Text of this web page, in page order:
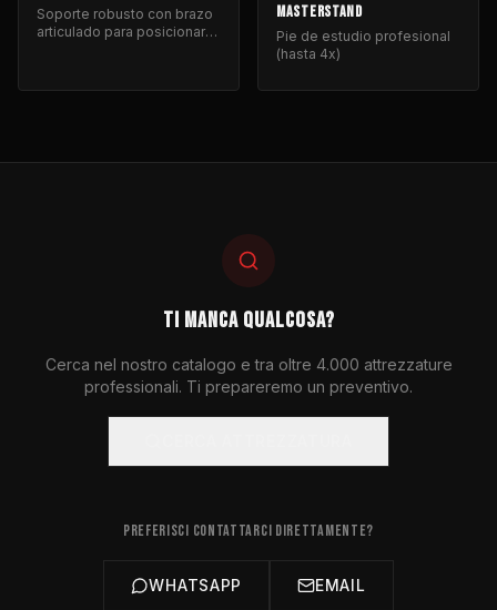
Soporte robusto con brazo
articulado para posicionar
MASTERSTAND
Pie de estudio profesional
(hasta 4x)
TI MANCA QUALCOSA?
Cerca nel nostro catalogo e tra oltre 4.000 attrezzature
professionali. Ti prepareremo un preventivo.
PREFERISCI CONTATTARCI DIRETTAMENTE?
WHATSAPP EMAIL